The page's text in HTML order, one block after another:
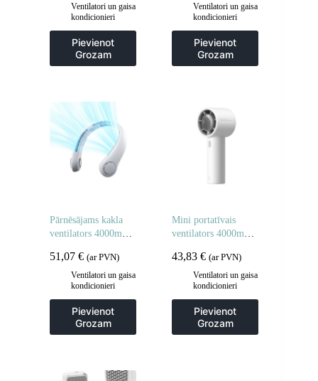
Ventilatori un gaisa
kondicionieri
Pievienot
Grozam
Ventilatori un gaisa
kondicionieri
Pievienot
Grozam
Pārnēsājams kakla
ventilators 4000mAh
51,07 € (ar PVN)
Ventilatori un gaisa
kondicionieri
Pievienot
Grozam
Mini portatīvais
ventilators 4000mAh
43,83€ (ar PVN)
Ventilatori un gaisa
kondicionieri
Pievienot
Grozam